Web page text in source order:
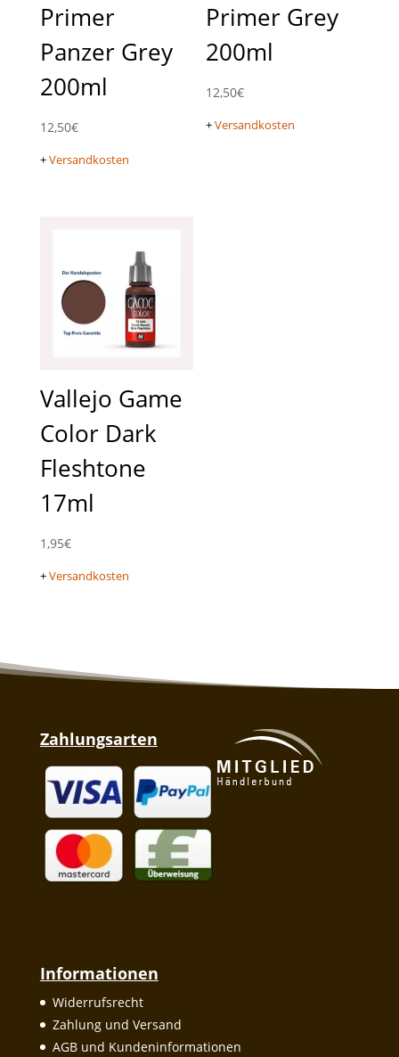
Primer
Panzer Grey
200ml
12,50€
+Versandkosten
Primer Grey
200ml
12,50€
+Versandkosten
Vallejo Game
Color Dark
Fleshtone
17ml
1,95€
+Versandkosten
Zahlungsarten
Informationen
Widerrufsrecht
Zahlung und Versand
AGB und Kundeninformationen